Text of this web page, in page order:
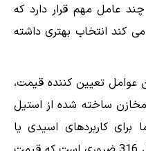
عامل مهم قرار دارد که
کند انتخاب بهتری داشته
عوامل تعیین کننده قیمت،
ساخته شده از استیل
برای کاربردهای اسیدی یا